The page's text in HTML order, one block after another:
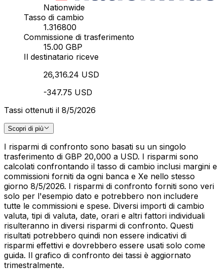
Nationwide
Tasso di cambio
1.316800
Commissione di trasferimento
15.00 GBP
Il destinatario riceve
26,316.24 USD
-347.75 USD
Tassi ottenuti il 8/5/2026
Scopri di più
I risparmi di confronto sono basati su un singolo
trasferimento di GBP 20,000 a USD. I risparmi sono
calcolati confrontando il tasso di cambio inclusi margini e
commissioni forniti da ogni banca e Xe nello stesso
giorno 8/5/2026. I risparmi di confronto forniti sono veri
solo per l'esempio dato e potrebbero non includere
tutte le commissioni e spese. Diversi importi di cambio
valuta, tipi di valuta, date, orari e altri fattori individuali
risulteranno in diversi risparmi di confronto. Questi
risultati potrebbero quindi non essere indicativi di
risparmi effettivi e dovrebbero essere usati solo come
guida. Il grafico di confronto dei tassi è aggiornato
trimestralmente.